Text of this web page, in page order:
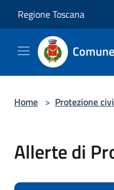
Regione Toscana
Home > Protezione
Allerte di